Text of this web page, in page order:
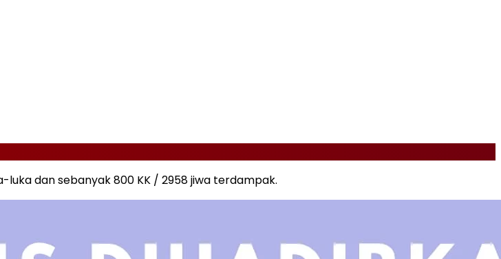
dan sebanyak 800 KK / 2958 jiwa terdampak.